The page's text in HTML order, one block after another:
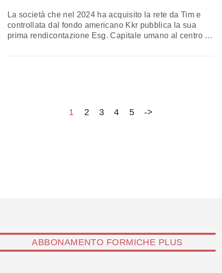
La società che nel 2024 ha acquisito la rete da Tim e
controllata dal fondo americano Kkr pubblica la sua
prima rendicontazione Esg. Capitale umano al centro e
1 2 3 4 5 ->
ABBONAMENTO FORMICHE PLUS